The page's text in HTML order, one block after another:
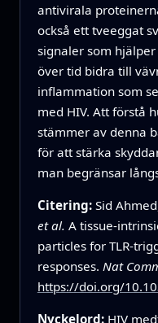
antivirala
också ett tveeggat
signaler som
över tid bidra till
inflammation som
med HIV. Att förstå
stämmer av denna
för att stärka
man begränsar
Citering: Sid
et al. A tissue-
particles for TLR-
responses. Nat
https://doi.org/
Nyckelord: HIV